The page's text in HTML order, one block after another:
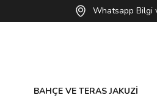
Whatsapp Bilgi
BAHÇE VE TERAS JAKUZİ